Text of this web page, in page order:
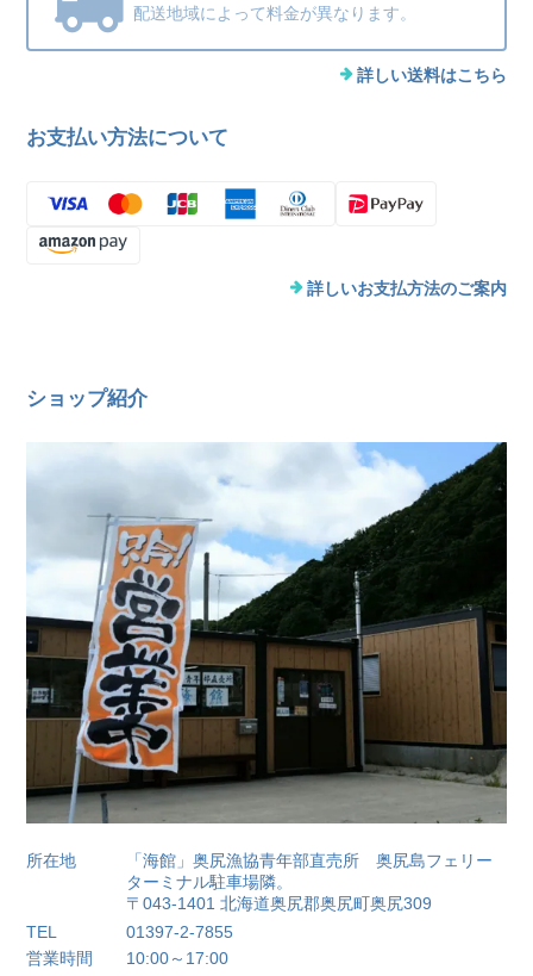
配送地域によって料金が異なります。
詳しい送料はこちら
お支払い方法について
詳しいお支払方法のご案内
ショップ紹介
所在地
「海館」奥尻漁協青年部直売所 奥尻島フェリー
ターミナル駐車場隣。
〒043-1401 北海道奥尻郡奥尻町奥尻309
TEL
01397-2-7855
営業時間
10:00～17:00